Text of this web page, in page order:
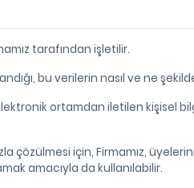
tarafından işletilir.
bu verilerin nasıl ve ne
ortamdan iletilen kişisel
çözülmesi için, Firmamız,
amacıyla da kullanılabilir.